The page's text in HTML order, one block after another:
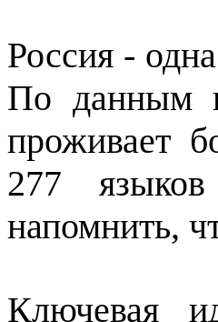
Россия -
По данным
проживает
277
напомнить,
Ключевая